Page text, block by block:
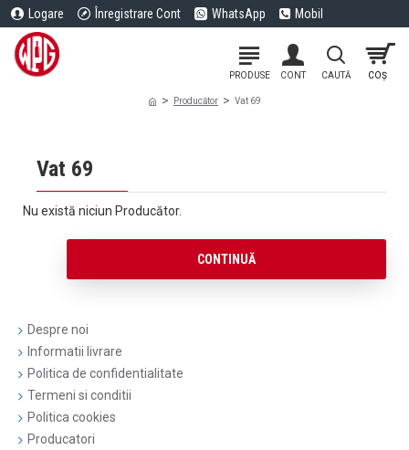
Logare Înregistrare Cont WhatsApp Mobil
Producător Vat 69
Vat 69
Nu există niciun Producător.
CONTINUĂ
Despre noi
Informatii livrare
Politica de confidentialitate
Termeni si conditii
Politica cookies
Producatori